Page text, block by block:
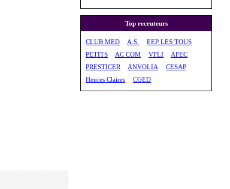
Top recruteurs
CLUB MED A.S.
EEP LES TOUS
PETITS
AC COM VFLI
AFEC
PRESTICER
ANVOLIA
CESAP
Heures Claires
CGED